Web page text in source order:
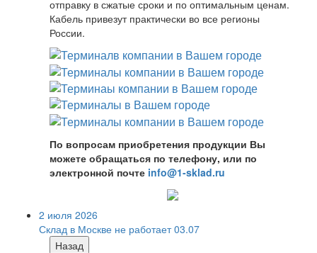
отправку в сжатые сроки и по оптимальным ценам.
Кабель привезут практически во все регионы
России.
По вопросам приобретения продукции Вы
можете обращаться по телефону, или по
электронной почте info@1-sklad.ru
2 июля 2026
Склад в Москве не работает 03.07
Назад